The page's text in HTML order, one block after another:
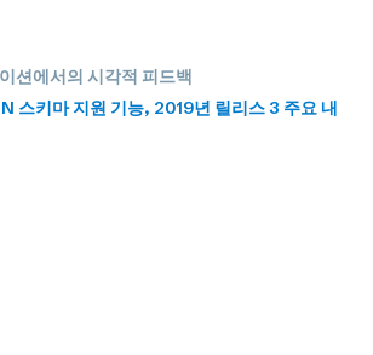
션에서의 시각적 피드백
스키마 지원 기능, 2019년 릴리스 3 주요 내